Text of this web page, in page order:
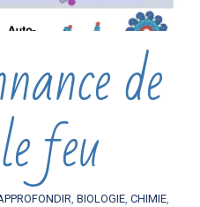
de
feu
, BIOLOGIE, CHIMIE,